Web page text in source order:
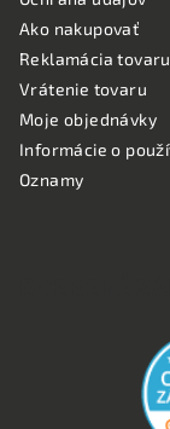
Ako nakupovať
Reklamácia tovaru
Vrátenie tovaru
Moje objednávky
Informácie o
Oznamy